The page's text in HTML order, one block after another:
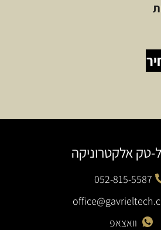
טק אלקטרוניקה
052-815-5587
וואצאפ